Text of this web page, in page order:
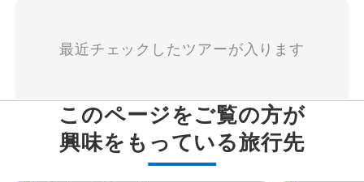
最近チェックしたツアーが入ります
このページをご覧の方が
興味をもっている旅行先